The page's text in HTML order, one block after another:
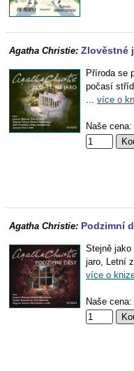
Agatha Christie: Zlověstné
Příroda se
počasí
... více o
Naše cena:
Agatha Christie: Podzimní
Stejně jako
jaro, Letní
více o
Naše cena: